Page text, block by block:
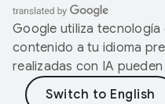
Google utiliza
contenido a tu idioma
realizadas con IA